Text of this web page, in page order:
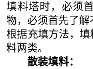
填料塔时，必须
物，必须首先了解
根据充填方法，
料两类。
散装填料：